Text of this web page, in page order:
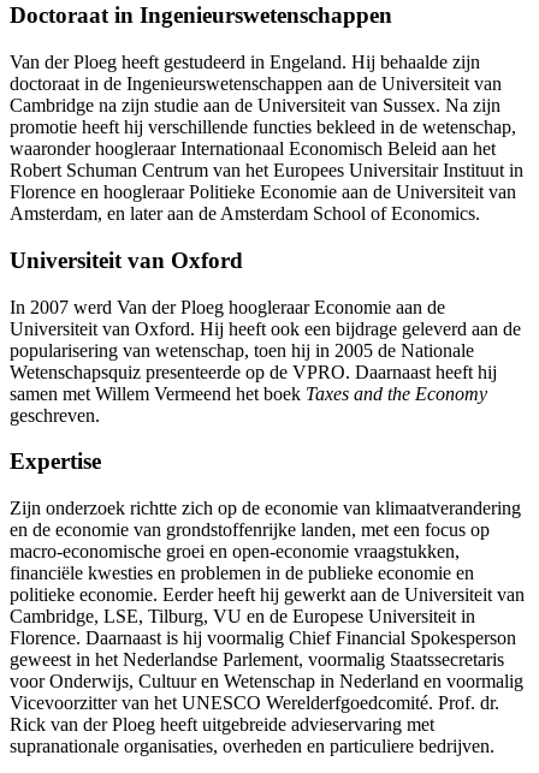
Doctoraat in Ingenieurswetenschappen
Van der Ploeg heeft gestudeerd in Engeland. Hij behaalde zijn
doctoraat in de Ingenieurswetenschappen aan de Universiteit van
Cambridge na zijn studie aan de Universiteit van Sussex. Na zijn
promotie heeft hij verschillende functies bekleed in de wetenschap,
waaronder hoogleraar Internationaal Economisch Beleid aan het
Robert Schuman Centrum van het Europees Universitair Instituut in
Florence en hoogleraar Politieke Economie aan de Universiteit van
Amsterdam, en later aan de Amsterdam School of Economics.
Universiteit van Oxford
In 2007 werd Van der Ploeg hoogleraar Economie aan de
Universiteit van Oxford. Hij heeft ook een bijdrage geleverd aan de
popularisering van wetenschap, toen hij in 2005 de Nationale
Wetenschapsquiz presenteerde op de VPRO. Daarnaast heeft hij
samen met Willem Vermeend het boek Taxes and the Economy
geschreven.
Expertise
Zijn onderzoek richtte zich op de economie van klimaatverandering
en de economie van grondstoffenrijke landen, met een focus op
macro-economische groei en open-economie vraagstukken,
financiële kwesties en problemen in de publieke economie en
politieke economie. Eerder heeft hij gewerkt aan de Universiteit van
Cambridge, LSE, Tilburg, VU en de Europese Universiteit in
Florence. Daarnaast is hij voormalig Chief Financial Spokesperson
geweest in het Nederlandse Parlement, voormalig Staatssecretaris
voor Onderwijs, Cultuur en Wetenschap in Nederland en voormalig
Vicevoorzitter van het UNESCO Werelderfgoedcomité. Prof. dr.
Rick van der Ploeg heeft uitgebreide advieservaring met
supranationale organisaties, overheden en particuliere bedrijven.